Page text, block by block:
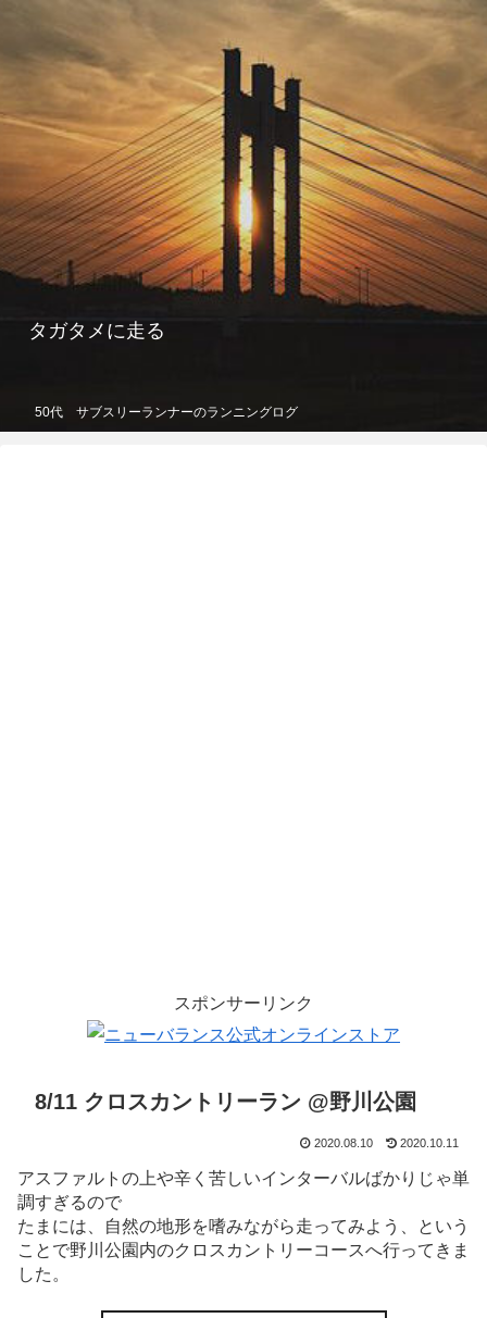
タガタメに走る
50代 サブスリーランナーのランニングログ
スポンサーリンク
8/11 クロスカントリーラン @野川公園
2020.08.10 2020.10.11
アスファルトの上や辛く苦しいインターバルばかりじゃ単
調すぎるので
たまには、自然の地形を嗜みながら走ってみよう、という
ことで野川公園内のクロスカントリーコースへ行ってきま
した。